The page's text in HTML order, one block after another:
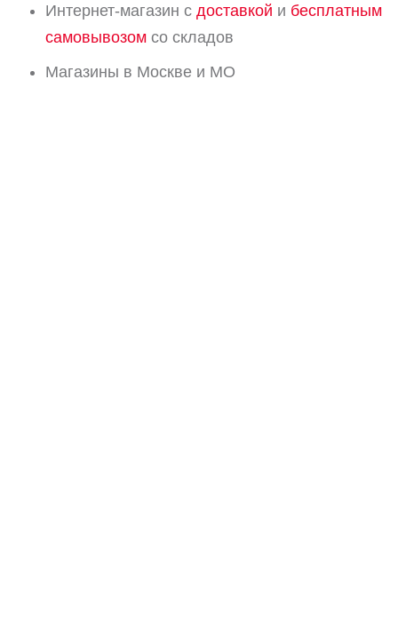
Интернет-магазин с доставкой и бесплатным
самовывозом со складов
Магазины в Москве и МО